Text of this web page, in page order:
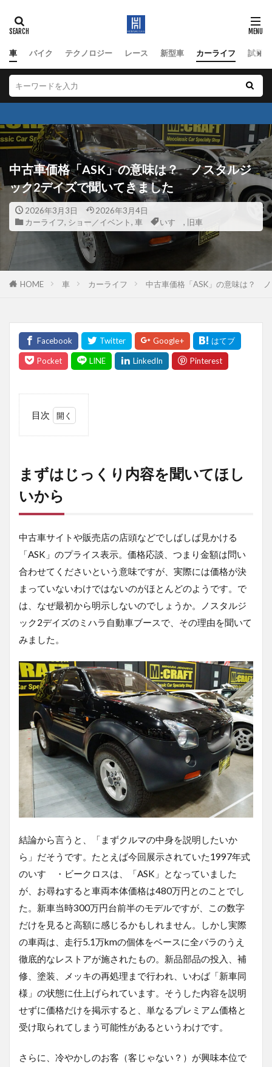
車 バイク テクノロジー レース 新型車 カーライフ 試乗
中古車価格「ASK」の意味は？ ノスタルジ
ック2デイズで聞いてきました
2026年3月3日
2026年3月4日
カーライフ, ショー／イベント, 車 いすゞ , 旧車
HOME 車 カーライフ 中古車価格「ASK」の意味は？
目次
じ
っ
く
り
容
聞
い
ほ
し
い
か
ら
まずはじっくり内容を聞いてほし
いから
中古車サイトや販売店の店頭などでしばしば見かける
「ASK 」のプライス表示。価格応談、つまり金額は問い
合わせてくださいという意味ですが、実際には価格が決
まっていないわけではないのがほとんどのようです。で
は、なぜ最初から明示しないのでしょうか。ノスタルジ
ック2デイズのミハラ自動車ブースで、その理由を聞いて
みました。
結論から言うと、「まずクルマの中身を説明したいか
ら」だそうです。たとえば今回展示されていた1997年式
のいすゞ・ビークロスは、「ASK 」となっていました
が、お尋ねすると車両本体価格は480万円とのことでし
た。新車当時300万円台前半のモデルですが、この数字
だけを見ると高額に感じるかもしれません。しかし実際
の車両は、走行5.1万kmの個体をベースに全バラのうえ
徹底的なレストアが施されたもの。新品部品の投入、補
修、塗装、メッキの再処理まで行われ、いわば「新車同
様」の状態に仕上げられています。そうした内容を説明
せずに価格だけを掲示すると、単なるプレミアム価格と
受け取られてしまう可能性があるというわけです。
さらに、冷やかしのお客（客じゃない？）が興味本位で